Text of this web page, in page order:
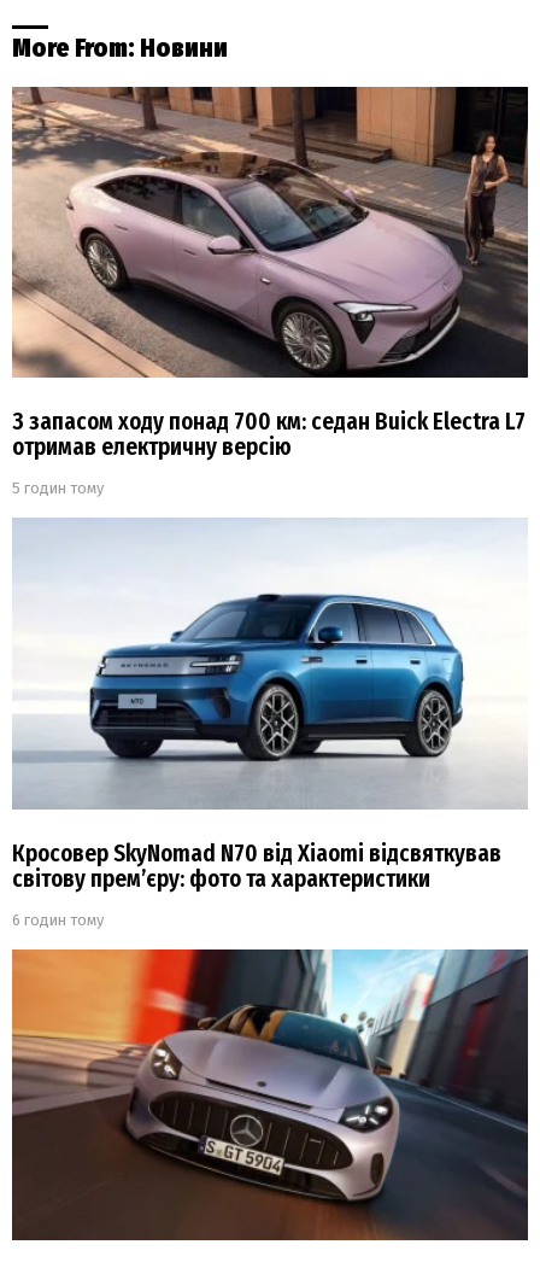
More From: Новини
З запасом ходу понад 700 км: седан Buick Electra L7
отримав електричну версію
5 годин тому
Кросовер SkyNomad N70 від Xiaomi відсвяткував
світову прем’єру: фото та характеристики
6 годин тому